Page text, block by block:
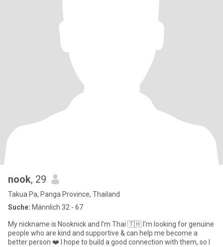
nook, 29
Takua Pa, Panga Province, Thailand
Suche: Männlich 32 - 67
My nickname is Nooknick and I’m Thai 🇹🇭 I’m looking for genuine
people who are kind and supportive & can help me become a
better person ❤️ I hope to build a good connection with them, so I